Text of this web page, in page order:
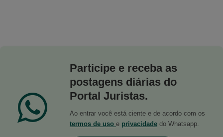
Participe e receba as
postagens diárias do
Portal Juristas.
Ao entrar você está ciente e de acordo com os
termos de uso e privacidade do Whatsapp.